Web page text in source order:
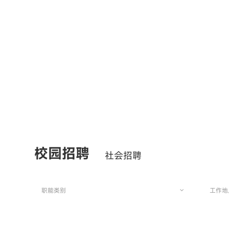
校园招聘 社会招聘
职能类别 工作